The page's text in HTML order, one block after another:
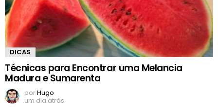
DICAS
Técnicas para Encontrar uma Melancia
Madura e Sumarenta
porHugo
um dia atrás